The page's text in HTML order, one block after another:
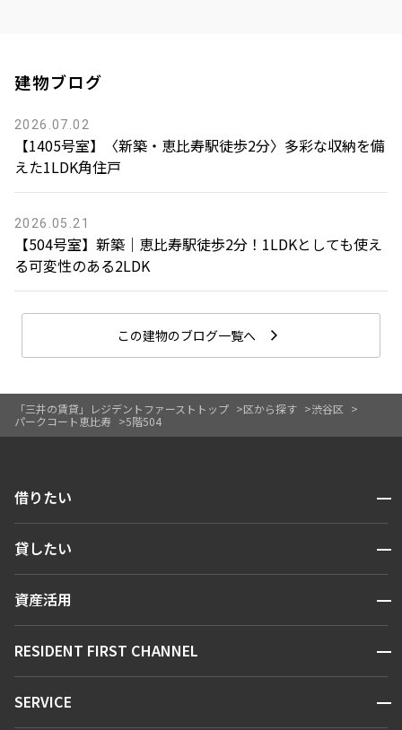
「三井の賃貸」レジデントファーストトップ 区から探す
渋谷区
パークコート恵比寿
5階504
建物ブログ
2026.07.02
【1405号室】〈新築・恵比寿駅徒歩2分〉多彩な収納を備
えた1LDK角住戸
2026.05.21
【504号室】新築｜恵比寿駅徒歩2分！1LDKとしても使え
る可変性のある2LDK
この建物のブログ一覧へ
借りたい 開閉
人気エリアから探す
新着情報から探す
貸したい 開閉
お問い合わせ
資産活用 開閉
お問い合わせ
RESIDENT FIRST CHANNEL 開閉
マンションレポート
SERVICE 開閉